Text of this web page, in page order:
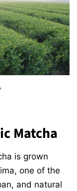
Matcha
is grown
one of the
and natural